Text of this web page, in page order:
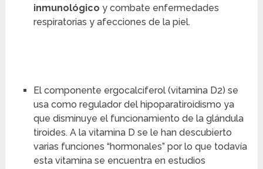
inmunológico y combate enfermedades
respiratorias y afecciones de la piel.
El componente ergocalciferol (vitamina D2) se
usa como regulador del hipoparatiroidismo ya
que disminuye el funcionamiento de la glándula
tiroides. A la vitamina D se le han descubierto
varias funciones “hormonales” por lo que todavía
esta vitamina se encuentra en estudios